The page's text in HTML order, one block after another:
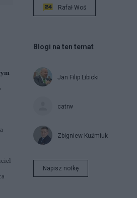
Rafał Woś
Blogi na ten temat
Jan Filip Libicki
catrw
Zbigniew Kuźmiuk
Napisz notkę